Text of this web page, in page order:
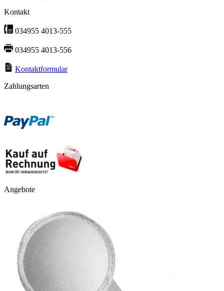
Kontakt
034955 4013-555
034955 4013-556
Kontaktformular
Zahlungsarten
Angebote